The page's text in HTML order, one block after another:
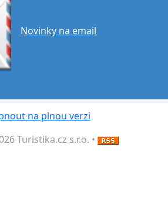
Novinky na email
na plnou verzi
Turistika.cz s.r.o. •